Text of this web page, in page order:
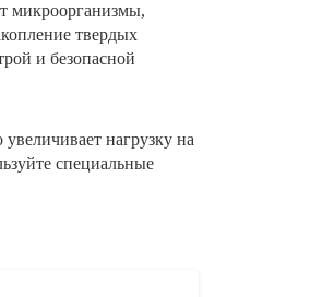
микроорганизмы,
твердых
и безопасной
нагрузку на
специальные